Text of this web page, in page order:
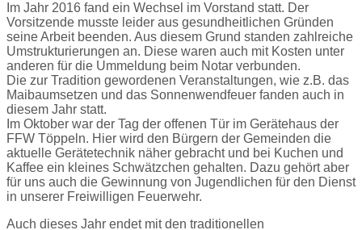
Im Jahr 2016 fand ein Wechsel im Vorstand statt. Der
Vorsitzende musste leider aus gesundheitlichen Gründen
seine Arbeit beenden. Aus diesem Grund standen zahlreiche
Umstrukturierungen an. Diese waren auch mit Kosten unter
anderen für die Ummeldung beim Notar verbunden.
Die zur Tradition gewordenen Veranstaltungen, wie z.B. das
Maibaumsetzen und das Sonnenwendfeuer fanden auch in
diesem Jahr statt.
Im Oktober war der Tag der offenen Tür im Gerätehaus der
FFW Töppeln. Hier wird den Bürgern der Gemeinden die
aktuelle Gerätetechnik näher gebracht und bei Kuchen und
Kaffee ein kleines Schwätzchen gehalten. Dazu gehört aber
für uns auch die Gewinnung von Jugendlichen für den Dienst
in unserer Freiwilligen Feuerwehr.
Auch dieses Jahr endet mit den traditionellen